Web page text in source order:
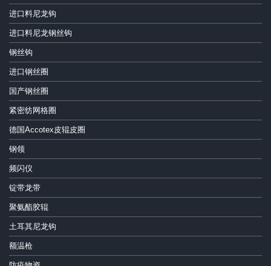
进口料尼龙钩
进口料尼龙钢丝钩
钢丝钩
进口钢丝圈
国产钢丝圈
紧密纺网格圈
德国Accotex皮辊皮圈
钢领
频闪仪
锭带龙带
聚氨酯胶辊
土耳其尼龙钩
额温枪